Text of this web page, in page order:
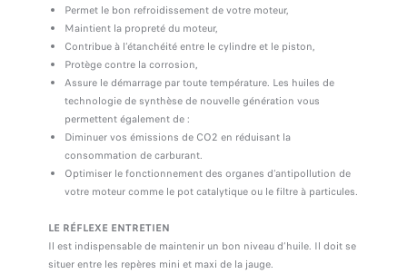
Permet le bon refroidissement de votre moteur,
Maintient la propreté du moteur,
Contribue à l’étanchéité entre le cylindre et le piston,
Protège contre la corrosion,
Assure le démarrage par toute température. Les huiles de
technologie de synthèse de nouvelle génération vous
permettent également de :
Diminuer vos émissions de CO2 en réduisant la
consommation de carburant.
Optimiser le fonctionnement des organes d’antipollution de
votre moteur comme le pot catalytique ou le filtre à particules.
LE RÉFLEXE ENTRETIEN
Il est indispensable de maintenir un bon niveau d’huile. Il doit se
situer entre les repères mini et maxi de la jauge.